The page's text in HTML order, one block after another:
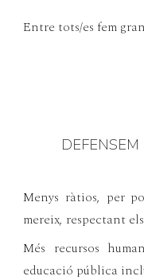
Entre tots/es fem
Menys ràtios, per
mereix, respectant
Més recursos
educació pública